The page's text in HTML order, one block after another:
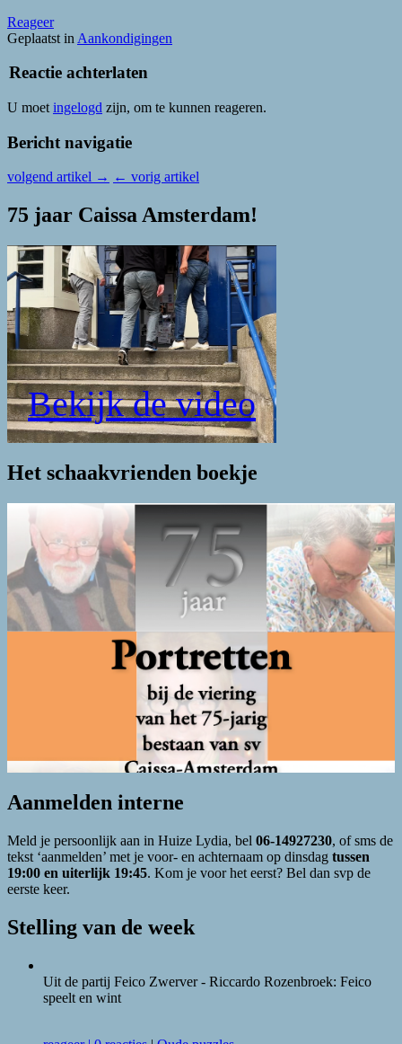
Reageer
Geplaatst in Aankondigingen
Reactie achterlaten
U moet ingelogd zijn, om te kunnen reageren.
Bericht navigatie
volgend artikel → ← vorig artikel
75 jaar Caissa Amsterdam!
Bekijk de video
Het schaakvrienden boekje
Aanmelden interne
Meld je persoonlijk aan in Huize Lydia, bel 06-14927230, of sms de
tekst ‘aanmelden’ met je voor- en achternaam op dinsdag tussen
19:00 en uiterlijk 19:45. Kom je voor het eerst? Bel dan svp de
eerste keer.
Stelling van de week
Uit de partij Feico Zwerver - Riccardo Rozenbroek: Feico
speelt en wint